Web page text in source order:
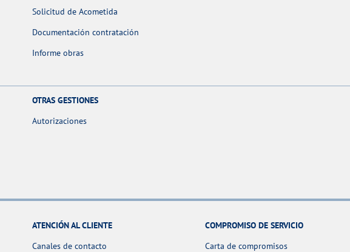
Solicitud de Acometida
Documentación contratación
Informe obras
OTRAS GESTIONES
Autorizaciones
ATENCIÓN AL CLIENTE
Canales de contacto
COMPROMISO DE SERVICIO
Carta de compromisos